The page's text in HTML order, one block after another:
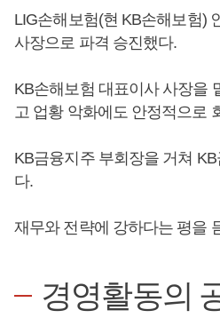
LIG손해보험(현 KB손해보험)
사장으로 파격 승진했다.
KB손해보험 대표이사 사장을
고 업황 악화에도 안정적으로
KB금융지주 부회장을 거쳐
다.
재무와 전략에 강하다는 평을
경영활동의